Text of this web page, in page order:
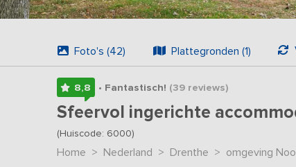
Foto's (42) Plattegronden (1)
8,8 • Fantastisch! (39reviews)
Sfeervol ingerichte
(Huiscode: 6000)
Home > Nederland > Drenthe > omgeving